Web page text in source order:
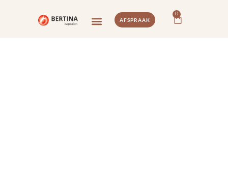
AFSPRAAK
0